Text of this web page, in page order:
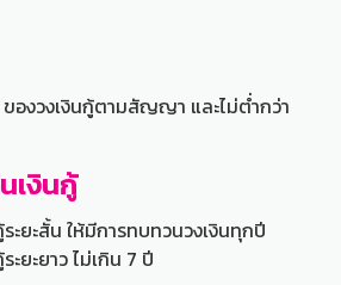
ของวงเงินกู้ตามสัญญา และไม่ต่ำกว่า
เงินกู้
ระยะสั้น ให้มีการทบทวนวงเงินทุกปี
ะยะยาว ไม่เกิน 7 ปี